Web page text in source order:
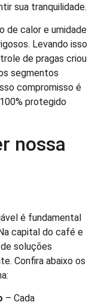
sua tranquilidade.
de calor e umidade
Levando isso
de pragas criou
segmentos
compromisso é
protegido
nossa
é fundamental
capital do café e
soluções
Confira abaixo os
– Cada